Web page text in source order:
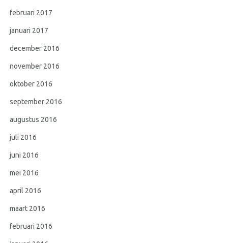
februari 2017
januari 2017
december 2016
november 2016
oktober 2016
september 2016
augustus 2016
juli 2016
juni 2016
mei 2016
april 2016
maart 2016
februari 2016